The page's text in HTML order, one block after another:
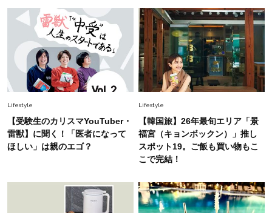
40代の夏通勤はこれ１着！「きちんと感」も
「オシャレ」も整うトレンドトップス〈4選〉
Fashion 2026.5.29
今、40代の「メガネ＆サングラス」のトレンド
に更新あり！“黒ぶち以外”が新定番に
Fashion 2026.8.5
オシャレ40代の【ワンピ＆オールインワン】最
旬着こなし3選。地味見え回避のコツは「バッグ
Fashion 2026.7.9
スタイリストが本気で推す！40代がほどよく華
やぐ【甘め黒アイテム】3選
Lifestyle
【受験生のカリスマYouTuber・
雷獣】に聞く！「医者になって
ほしい」は親のエゴ？
Lifestyle
【韓国旅】26年最旬エリア「景
福宮（キョンボックン）」推し
スポット19。ご飯も買い物もこ
こで完結！